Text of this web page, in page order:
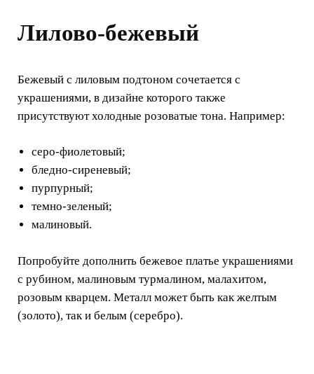
Лилово-бежевый
Бежевый с лиловым подтоном сочетается с
украшениями, в дизайне которого также
присутствуют холодные розоватые тона. Например:
серо-фиолетовый;
бледно-сиреневый;
пурпурный;
темно-зеленый;
малиновый.
Попробуйте дополнить бежевое платье украшениями
с рубином, малиновым турмалином, малахитом,
розовым кварцем. Металл может быть как желтым
(золото), так и белым (серебро).